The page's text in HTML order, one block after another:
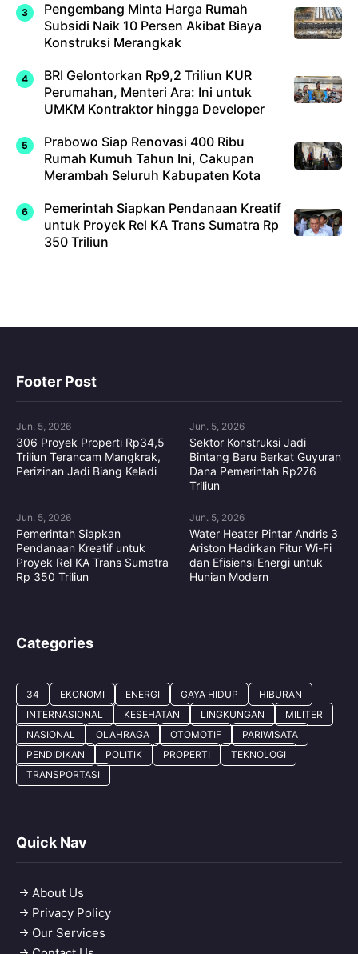
Pengembang Minta Harga Rumah
Subsidi Naik 10 Persen Akibat Biaya
Konstruksi Merangkak
BRI Gelontorkan Rp9,2 Triliun KUR
Perumahan, Menteri Ara: Ini untuk
UMKM Kontraktor hingga Developer
Prabowo Siap Renovasi 400 Ribu
Rumah Kumuh Tahun Ini, Cakupan
Merambah Seluruh Kabupaten Kota
Pemerintah Siapkan Pendanaan Kreatif
untuk Proyek Rel KA Trans Sumatra Rp
350 Triliun
Footer Post
Jun. 5, 2026
306 Proyek Properti Rp34,5
Triliun Terancam Mangkrak,
Perizinan Jadi Biang Keladi
Jun. 5, 2026
Sektor Konstruksi Jadi
Bintang Baru Berkat Guyuran
Dana Pemerintah Rp276
Triliun
Jun. 5, 2026
Pemerintah Siapkan
Pendanaan Kreatif untuk
Proyek Rel KA Trans Sumatra
Rp 350 Triliun
Jun. 5, 2026
Water Heater Pintar Andris 3
Ariston Hadirkan Fitur Wi-Fi
dan Efisiensi Energi untuk
Hunian Modern
Categories
34 EKONOMI ENERGI GAYA HIDUP
HIBURAN
INTERNASIONAL
KESEHATAN LINGKUNGAN
MILITER
NASIONAL
OLAHRAGA OTOMOTIF
PARIWISATA
PENDIDIKAN
POLITIK PROPERTI
TEKNOLOGI
TRANSPORTASI
Quick Nav
About Us
Privacy Policy
Our Services